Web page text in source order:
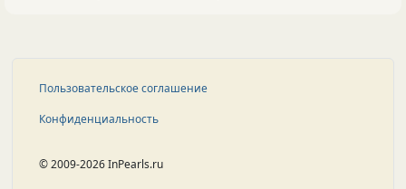
Пользовательское соглашение
Конфиденциальность
© 2009-2026 InPearls.ru